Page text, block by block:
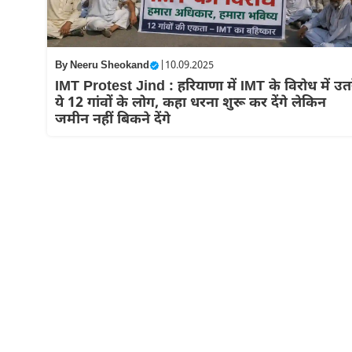
ByNeeru Sheokand | 10.09.2025
IMT Protest Jind : हरियाणा में IMT के विरोध में
ये 12 गांवों के लोग, कहा धरना शुरू कर देंगे लेकिन
जमीन नहीं बिकने देंगे